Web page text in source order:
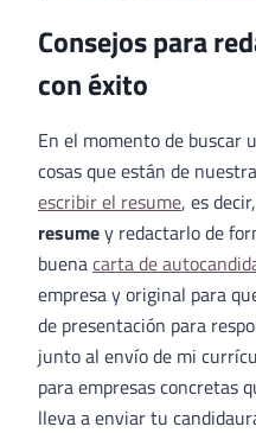
Consejos para
con éxito
En el momento de buscar
cosas que están de
escribir el resume, es
resumey redactarlo de
buenacarta de
empresa y original para
de presentación para
junto al envío de mi
para empresas concretas
lleva a enviar tu